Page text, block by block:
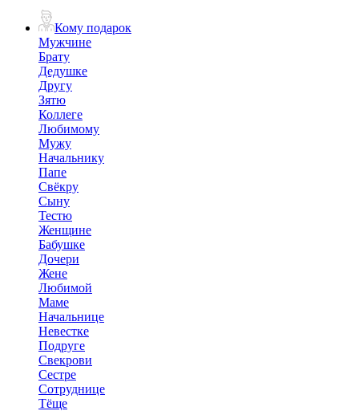
Кому подарок
Мужчине
Брату
Дедушке
Другу
Зятю
Коллеге
Любимому
Мужу
Начальнику
Папе
Свёкру
Сыну
Тестю
Женщине
Бабушке
Дочери
Жене
Любимой
Маме
Начальнице
Невестке
Подруге
Свекрови
Сестре
Сотруднице
Тёще